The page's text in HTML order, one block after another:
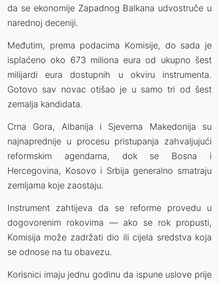
da se ekonomije Zapadnog Balkana udvostruče u
narednoj deceniji.
Međutim, prema podacima Komisije, do sada je
isplaćeno oko 673 miliona eura od ukupno šest
milijardi eura dostupnih u okviru instrumenta.
Gotovo sav novac otišao je u samo tri od šest
zemalja kandidata.
Crna Gora, Albanija i Sjeverna Makedonija su
najnaprednije u procesu pristupanja zahvaljujući
reformskim agendama, dok se Bosna i
Hercegovina, Kosovo i Srbija generalno smatraju
zemljama koje zaostaju.
Instrument zahtijeva da se reforme provedu u
dogovorenim rokovima — ako se rok propusti,
Komisija može zadržati dio ili cijela sredstva koja
se odnose na tu obavezu.
Korisnici imaju jednu godinu da ispune uslove prije